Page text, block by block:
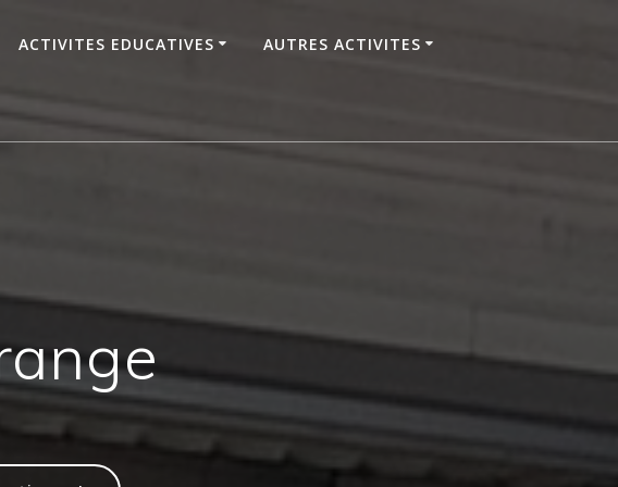
ACTIVITES EDUCATIVES AUTRES ACTIVITES